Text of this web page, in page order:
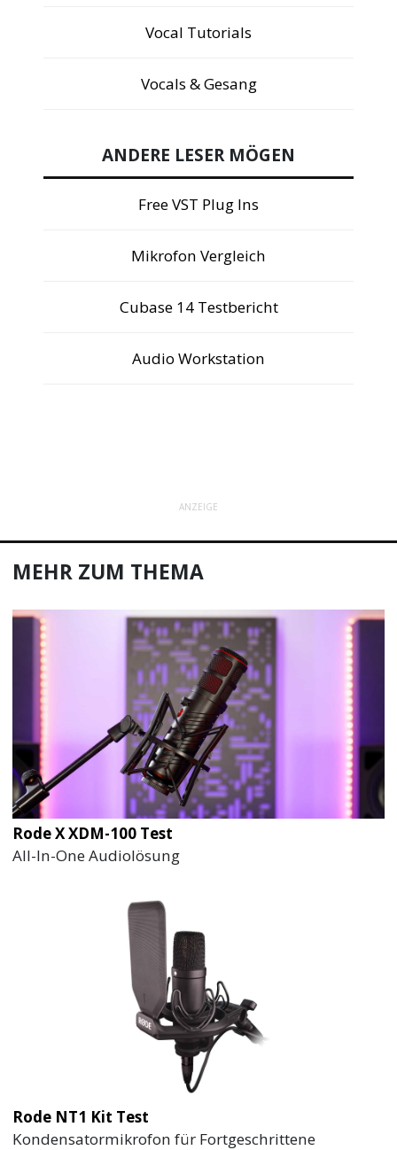
Vocal Tutorials
Vocals & Gesang
ANDERE LESER MÖGEN
Free VST Plug Ins
Mikrofon Vergleich
Cubase 14 Testbericht
Audio Workstation
ANZEIGE
MEHR ZUM THEMA
Rode X XDM-100 Test
All-In-One Audiolösung
Rode NT1 Kit Test
Kondensatormikrofon für Fortgeschrittene